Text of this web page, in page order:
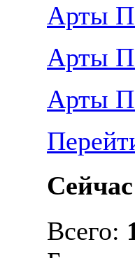
Арты
Арты
Арты
Всего: